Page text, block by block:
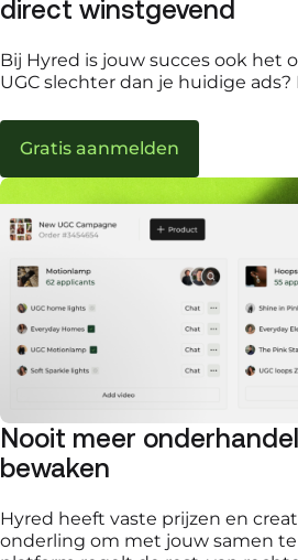
direct winstgevend
Bij Hyred is jouw succes ook het
UGC slechter dan je huidige
Gratis aanmelden
Nooit meer
bewaken
Hyred heeft vaste prijzen en
onderling om met jouw samen